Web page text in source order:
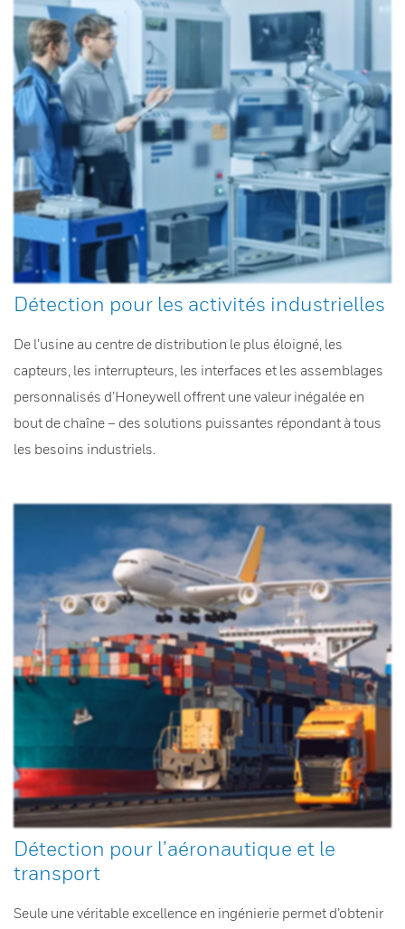
Détection pour les activités industrielles
De l’usine au centre de distribution le plus éloigné, les
capteurs, les interrupteurs, les interfaces et les assemblages
personnalisés d’Honeywell offrent une valeur inégalée en
bout de chaîne – des solutions puissantes répondant à tous
les besoins industriels.
Détection pour l’aéronautique et le
transport
Seule une véritable excellence en ingénierie permet d’obtenir